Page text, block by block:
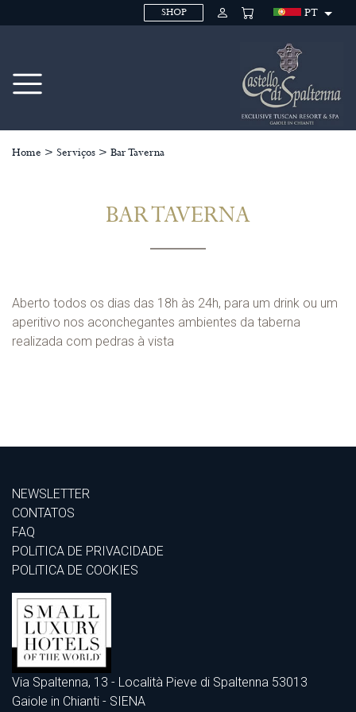
SHOP PT
Home > Serviços > Bar Taverna
BAR TAVERNA
Aberto todos os dias das 18h às 24h, para um drink ou um
aperitivo nos aconchegantes ambientes da taberna
realizada com pedras à vista
NEWSLETTER
CONTATOS
FAQ
POLíTICA DE PRIVACIDADE
POLíTICA DE COOKIES
Via Spaltenna, 13 - Località Pieve di Spaltenna 53013
Gaiole in Chianti - SIENA